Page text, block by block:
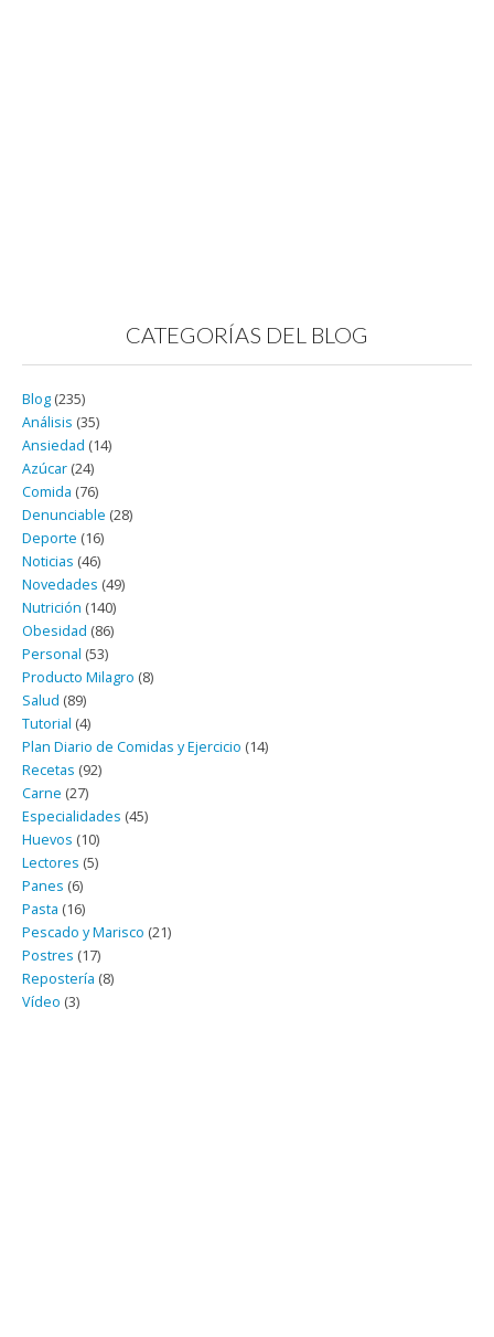
CATEGORÍAS DEL BLOG
Blog (235)
Análisis (35)
Ansiedad (14)
Azúcar (24)
Comida (76)
Denunciable (28)
Deporte (16)
Noticias (46)
Novedades (49)
Nutrición (140)
Obesidad (86)
Personal (53)
Producto Milagro (8)
Salud (89)
Tutorial (4)
Plan Diario de Comidas y Ejercicio (14)
Recetas (92)
Carne (27)
Especialidades (45)
Huevos (10)
Lectores (5)
Panes (6)
Pasta (16)
Pescado y Marisco (21)
Postres (17)
Repostería (8)
Vídeo (3)